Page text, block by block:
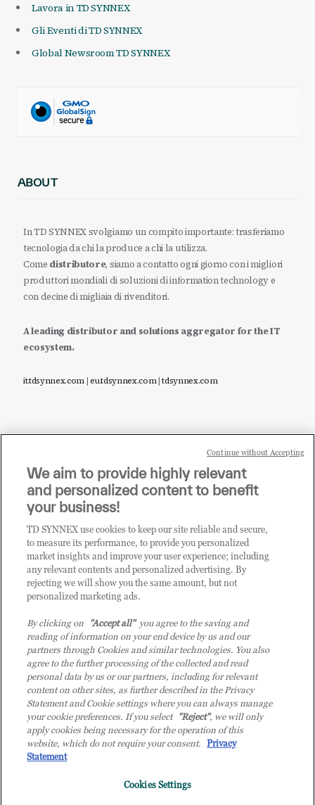
Lavora in TD SYNNEX
Gli Eventi di TD SYNNEX
Global Newsroom TD SYNNEX
ABOUT
In TD SYNNEX svolgiamo un compito importante: trasferiamo
tecnologia da chi la produce a chi la utilizza.
Come distributore, siamo a contatto ogni giorno con i migliori
produttori mondiali di soluzioni di information technology e
con decine di migliaia di rivenditori.
A leading distributor and solutions aggregator for the IT
ecosystem.
it.tdsynnex.com|eu.tdsynnex.com|tdsynnex.com
Sei un rivenditore di tecnologia e desideri acquistare
i prodotti o le soluzioni trattate sul blog?
CLICCA QUI E DIVENTA
CLIENTE TD SYNNEX
© 2026 TD SYNNEX Italy S.r.l. - Sede legale: via Luigi Russolo 9, 20138 Milano
(MI) - Numero di iscrizione al Registro delle Imprese di Milano e Codice Fiscale:
07092780159 - P.IVA: 07092780159 - Eur 12.569.000,00 i.v - TD SYNNEX e TD
in altri Paesi. Società a socio unico soggetta all’attività di direzione e coordinamento
We aim to provide highly relevant
and personalized content to benefit
your business!
TD SYNNEX use cookies to keep our site reliable and secure,
to measure its performance, to provide you personalized
market insights and improve your user experience; including
any relevant contents and personalized advertising. By
rejecting we will show you the same amount, but not
personalized marketing ads.
By clicking on "Accept all"you agree to the saving and
reading of information on your end device by us and our
partners through Cookies and similar technologies. You also
agree to the further processing of the collected and read
personal data by us or our partners, including for relevant
content on other sites, as further described in the Privacy
Statement and Cookie settings where you can always manage
your cookie preferences. If you select "Reject", we will only
apply cookies being necessary for the operation of this
website, which do not require your consent. Privacy
Statement
Cookies Settings
Continue without Accepting